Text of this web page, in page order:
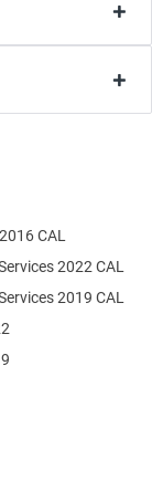
2022 CAL
2019 CAL
CAL